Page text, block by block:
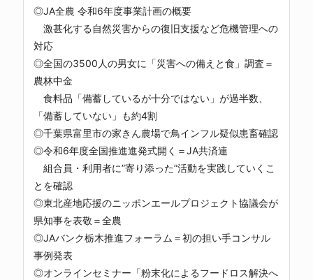
◎JA全農 令和6年度事業計画の概要
激甚化する自然災害からの復旧支援など危機管理への
対応
◎全国の3500人の男女に「災害への備えと食」調査＝
農林中金
食料品「備蓄しているが十分ではない」が過半数、
「備蓄していない」も約4割
◎千葉県富里市の家きん農場で鳥インフル疑似患畜確認
◎令和6年度全国推進進発式開く＝JA共済連
組合員・利用者に”寄り添った”活動を実践していくこ
とを確認
◎東北産地応援のニッポンエールプロジェクト協議会が
県知事を表敬＝全農
◎JAバンク栃木推進フォーラム＝初の担い手コンサル
事例発表
◎オンラインセミナー「粉末化によるフードロス解決へ